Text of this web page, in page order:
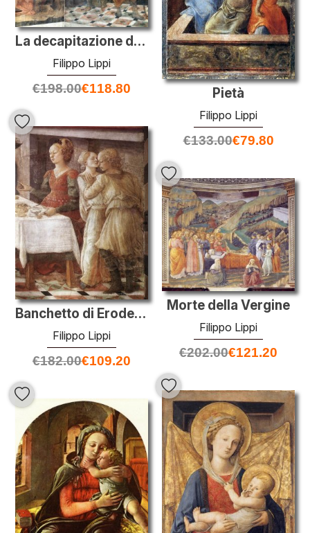
Pietà
Filippo Lippi
€133.00€79.80
La decapitazione di Giovanni il Baptis
Filippo Lippi
€198.00€118.80
Banchetto di Erode: Danza di Salomè (particolare)
Filippo Lippi
€182.00€109.20
Morte della Vergine
Filippo Lippi
€202.00€121.20